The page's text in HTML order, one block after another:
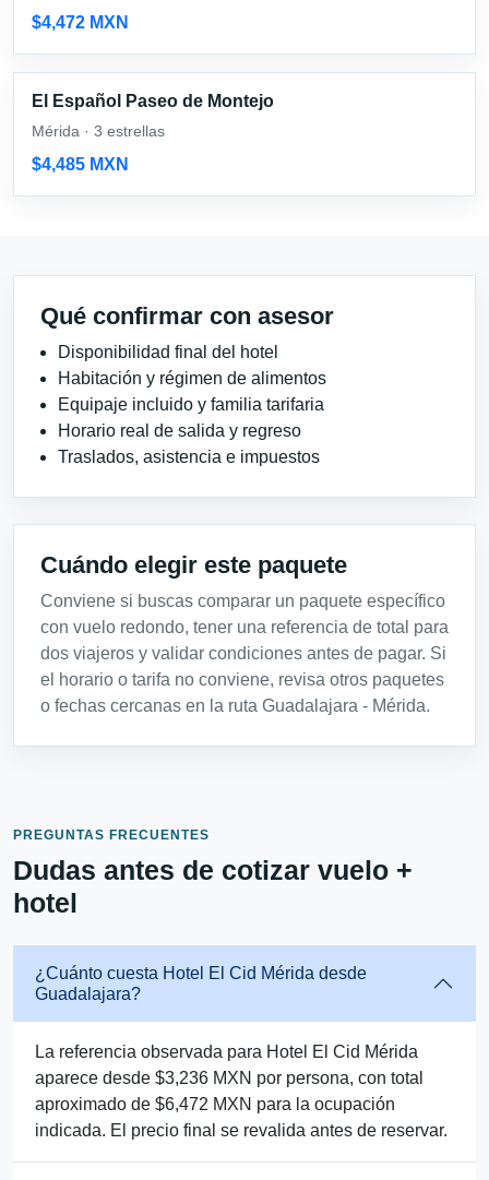
$4,472 MXN
El Español Paseo de Montejo
Mérida · 3 estrellas
$4,485 MXN
Qué confirmar con asesor
Disponibilidad final del hotel
Habitación y régimen de alimentos
Equipaje incluido y familia tarifaria
Horario real de salida y regreso
Traslados, asistencia e impuestos
Cuándo elegir este paquete
Conviene si buscas comparar un paquete específico
con vuelo redondo, tener una referencia de total para
dos viajeros y validar condiciones antes de pagar. Si
el horario o tarifa no conviene, revisa otros paquetes
o fechas cercanas en la ruta Guadalajara - Mérida.
PREGUNTAS FRECUENTES
Dudas antes de cotizar vuelo +
hotel
¿Cuánto cuesta Hotel El Cid Mérida desde
Guadalajara?
La referencia observada para Hotel El Cid Mérida
aparece desde $3,236 MXN por persona, con total
aproximado de $6,472 MXN para la ocupación
indicada. El precio final se revalida antes de reservar.